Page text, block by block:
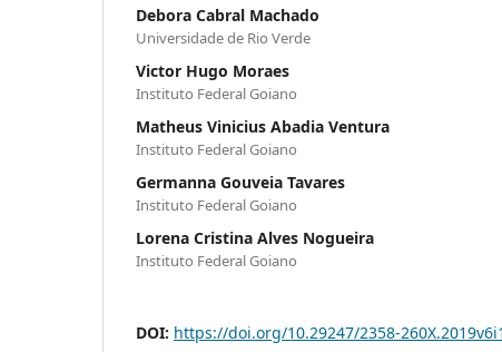
Debora Cabral Machado
Universidade de Rio Verde
Victor Hugo Moraes
Instituto Federal Goiano
Matheus Vinicius Abadia Ventura
Instituto Federal Goiano
Germanna Gouveia Tavares
Instituto Federal Goiano
Lorena Cristina Alves Nogueira
Instituto Federal Goiano
DOI: https://doi.org/10.29247/2358-